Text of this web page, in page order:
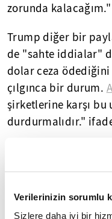
Verilerinizin sorumlu
Sizlere daha iyi bir
zorunda kalacağım."
Trump diğer bir
de "sahte iddialar"
dolar ceza
çılgınca bir durum.
şirketlerine karşı bu
durdurmalıdır."
AB bugün
rekabet kurallarını
"301. Madde"